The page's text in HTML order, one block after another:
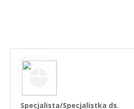
Specjalista/Specjalistka ds.